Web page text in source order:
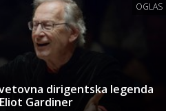
OGLAS
dirigentska legenda
Gardiner